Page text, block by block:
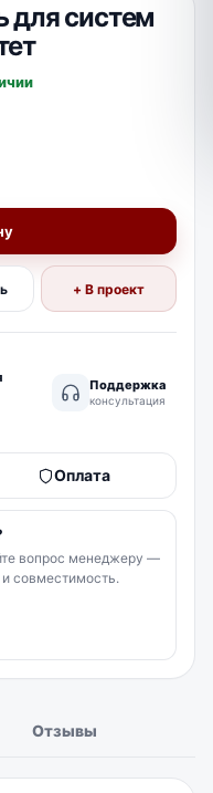
для систем
+ В проект
Поддержка
консультация
Оплата
вопрос менеджеру —
совместимость.
Отзывы